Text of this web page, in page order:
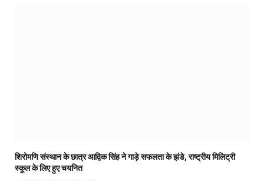
शिरोमणि संस्थान के छात्र आद्विक सिंह ने गाड़े सफलता के झंडे, राष्ट्रीय मिलिट्री
स्कूल के लिए हुए चयनित